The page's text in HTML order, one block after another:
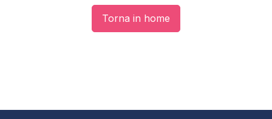
Torna in home